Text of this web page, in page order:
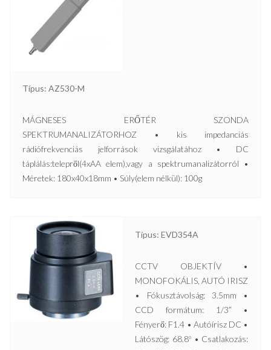
Típus: AZ530-M
MÁGNESES ERŐTÉR SZONDA
SPEKTRUMANALIZÁTORHOZ • kis impedanciás
rádiófrekvenciás jelforrások vizsgálatához • DC
táplálás:telepről(4xAA elem),vagy a spektrumanalizátorról •
Méretek: 180x40x18mm • Súly(elem nélkül): 100g
Típus: EVD354A
CCTV OBJEKTÍV •
MONOFOKÁLIS, AUTÓ IRISZ
• Fókusztávolság: 3.5mm •
CCD formátum: 1/3” •
Fényerő: F1.4 • Autóírisz DC •
Látószög: 68.8º • Csatlakozás: